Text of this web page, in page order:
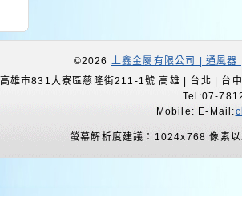
©2026 上鑫金屬有限公司 | 通風
高雄市831大寮區慈隆街211-1號 高雄 | 台北 | 台
Tel:07-
Mobile: E-Mail:
螢幕解析度建議：1024x768 像素